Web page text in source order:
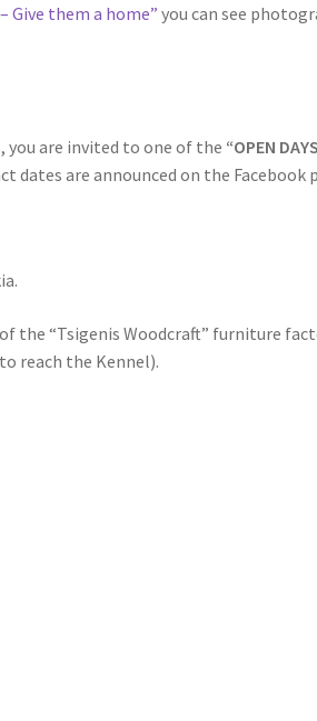
Give them a home” you can see
you are invited to one of the “OPEN
dates are announced on the Facebook
of the “Tsigenis Woodcraft” furniture
reach the Kennel).